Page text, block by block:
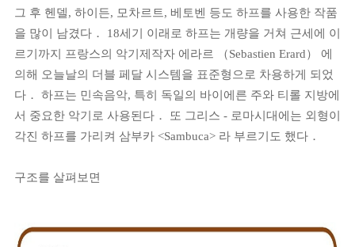
그 후 헨델, 하이든, 모차르트, 베토벤 등도 하프를 사용한 작품
을 많이 남겼다． 18세기 이래로 하프는 개량을 거쳐 근세에 이
르기까지 프랑스의 악기제작자 에라르 （Sebastien Erard） 에
의해 오늘날의 더블 페달 시스템을 표준형으로 차용하게 되었
다． 하프는 민속음악, 특히 독일의 바이에른 주와 티롤 지방에
서 중요한 악기로 사용된다． 또 그리스 - 로마시대에는 외형이
각진 하프를 가리켜 삼부카 <Sambuca> 라 부르기도 했다．
구조를 살펴보면